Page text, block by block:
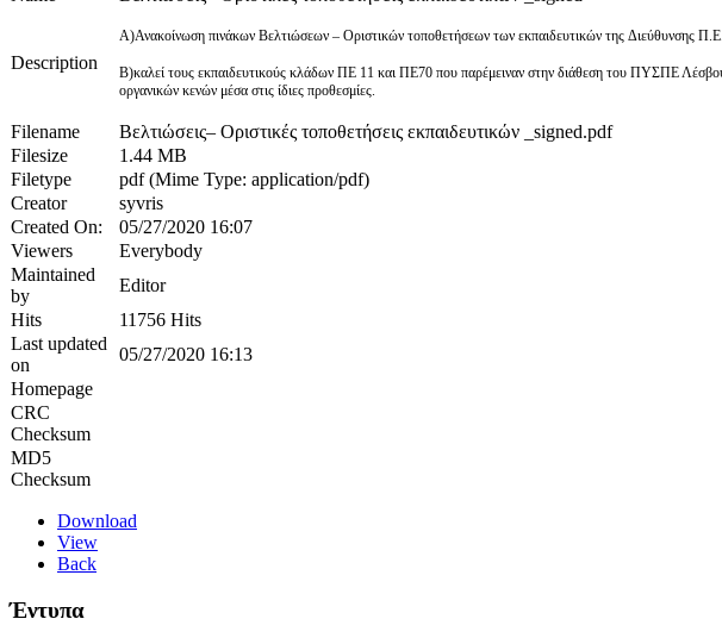
Description
Α)Ανακοίνωση πινάκων Βελτιώσεων – Οριστικών τοποθετήσεων των εκπαιδευτικών της Διεύθυνσης
Β)καλεί τους εκπαιδευτικούς κλάδων ΠΕ 11 και ΠΕ70 που παρέμειναν στην διάθεση του ΠΥΣΠΕ
οργανικών κενών μέσα στις ίδιες προθεσμίες.
Filename
Βελτιώσεις– Οριστικές τοποθετήσεις εκπαιδευτικών _signed.pdf
Filesize
1.44 MB
Filetype
pdf (Mime Type: application/pdf)
Creator
syvris
Created On:
05/27/2020 16:07
Viewers
Everybody
Maintained
by
Editor
Hits
11756 Hits
Last updated
on
05/27/2020 16:13
Homepage
CRC
Checksum
MD5
Checksum
Download
View
Back
Έντυπα